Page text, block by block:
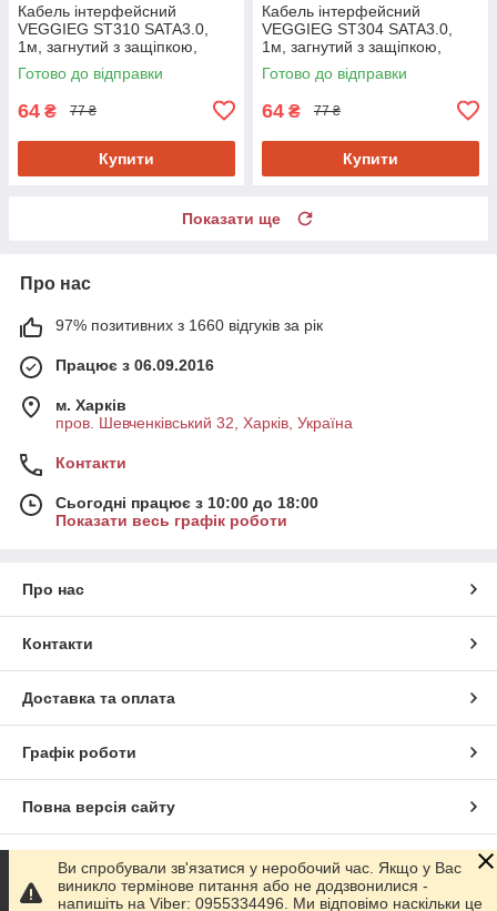
Кабель інтерфейсний
VEGGIEG ST310 SATA3.0,
1м, загнутий з защіпкою,
червоний
Готово до відправки
64 ₴ 77 ₴
Купити
Кабель інтерфейсний
VEGGIEG ST304 SATA3.0,
1м, загнутий з защіпкою,
червоний
Готово до відправки
64 ₴ 77 ₴
Купити
Показати ще
Про нас
97% позитивних з 1660 відгуків за рік
Працює з 06.09.2016
м. Харків
пров. Шевченківський 32, Харків, Україна
Контакти
Сьогодні працює з 10:00 до 18:00
Показати весь графік роботи
Про нас
Контакти
Доставка та оплата
Графік роботи
Повна версія сайту
Сайт створено на маркетплейсі Prom.ua
Ви спробували зв'язатися у неробочий час. Якщо у Вас
виникло термінове питання або не додзвонилися -
напишіть на Viber: 0955334496. Ми відповімо наскільки це